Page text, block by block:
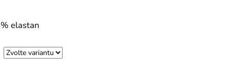
elastan